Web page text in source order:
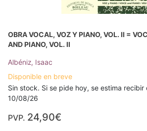
OBRA VOCAL, VOZ Y PIANO, VOL. II =
AND PIANO, VOL. II
Albéniz, Isaac
Disponible en breve
Sin stock. Si se pide hoy, se estima recibir
10/08/26
PVP. 24,90€